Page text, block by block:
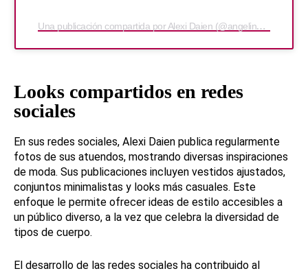
Una publicación compartida por Alexi Daien (@angelinversace)
Looks compartidos en redes
sociales
En sus redes sociales, Alexi Daien publica regularmente
fotos de sus atuendos, mostrando diversas inspiraciones
de moda. Sus publicaciones incluyen vestidos ajustados,
conjuntos minimalistas y looks más casuales. Este
enfoque le permite ofrecer ideas de estilo accesibles a
un público diverso, a la vez que celebra la diversidad de
tipos de cuerpo.
El desarrollo de las redes sociales ha contribuido al